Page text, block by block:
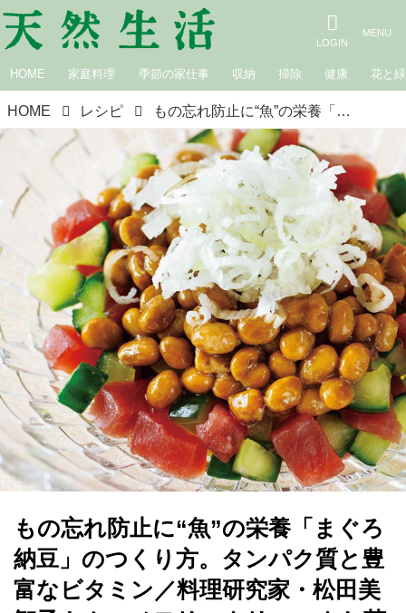
HOME 家庭料理 季節の家仕事 収納 掃除 健康 花と緑
HOME レシピ もの忘れ防止に“魚”の栄養「まぐろ納豆」のつくり方。タンパク質と豊富なビタミン／料理研究家・松田美智子さん、メモリークリニックお茶の水院長・朝田隆先生
もの忘れ防止に“魚”の栄養「まぐろ
納豆」のつくり方。タンパク質と豊
富なビタミン／料理研究家・松田美